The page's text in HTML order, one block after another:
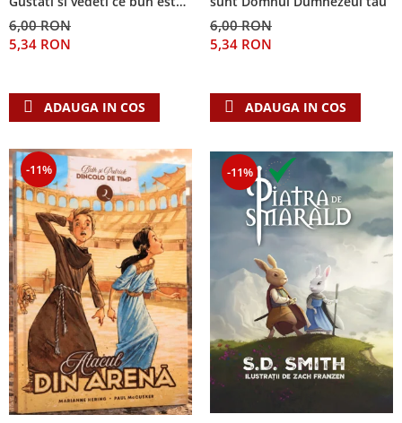
Domnul!
6,00 RON
5,34 RON
ADAUGA IN COS
6,00 RON
5,34 RON
ADAUGA IN COS
-11% -11%